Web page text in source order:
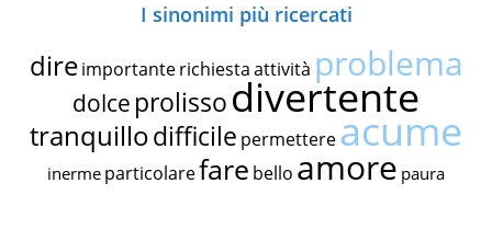
I sinonimi più ricercati
dire importante richiestaattività problema
dolce prolissodivertente
tranquillodifficile permettereacume
inerme particolarefare bello amore paura